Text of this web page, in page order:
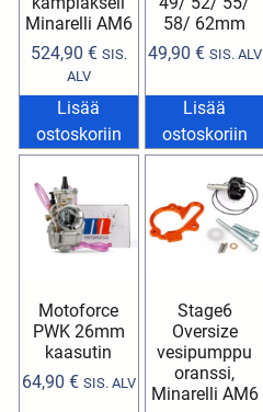
Minarelli AM6
524,90 € SIS.
ALV
Lisää
ostoskoriin
58/ 62mm
49,90 € SIS. ALV
Lisää
ostoskoriin
Motoforce
PWK 26mm
kaasutin
64,90 € SIS. ALV
Stage6
Oversize
vesipumppu
oranssi,
Minarelli AM6